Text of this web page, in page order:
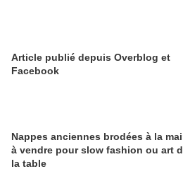
Article publié depuis Overblog et
Facebook
Nappes anciennes brodées à la
à vendre pour slow fashion ou art
la table